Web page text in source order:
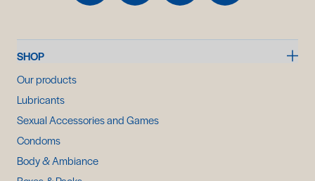
SHOP
Our products
Lubricants
Sexual Accessories and Games
Condoms
Body & Ambiance